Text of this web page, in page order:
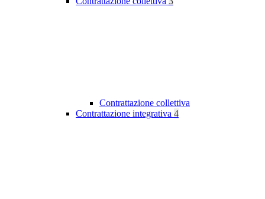
Contrattazione collettiva
Contrattazione integrativa 4